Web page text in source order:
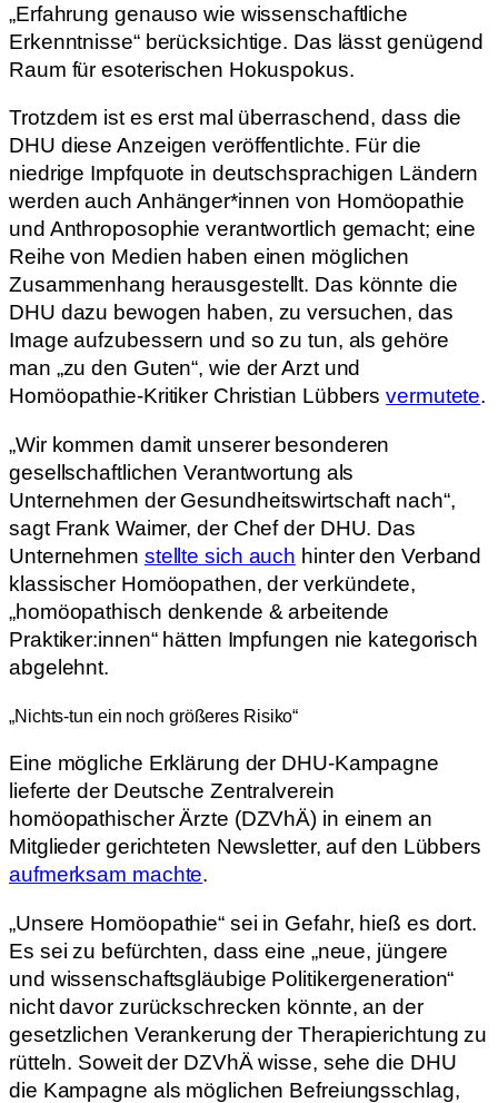
„Erfahrung genauso wie wissenschaftliche
Erkenntnisse“ berücksichtige. Das lässt genügend
Raum für esoterischen Hokuspokus.
Trotzdem ist es erst mal überraschend, dass die
DHU diese Anzeigen veröffentlichte. Für die
niedrige Impfquote in deutschsprachigen Ländern
werden auch Anhänger*innen von Homöopathie
und Anthroposophie verantwortlich gemacht; eine
Reihe von Medien haben einen möglichen
Zusammenhang herausgestellt. Das könnte die
DHU dazu bewogen haben, zu versuchen, das
Image aufzubessern und so zu tun, als gehöre
man „zu den Guten“, wie der Arzt und
Homöopathie-Kritiker Christian Lübbersvermutete.
„Wir kommen damit unserer besonderen
gesellschaftlichen Verantwortung als
Unternehmen der Gesundheitswirtschaft nach“,
sagt Frank Waimer, der Chef der DHU. Das
Unternehmen stellte sich auch hinter den Verband
klassischer Homöopathen, der verkündete,
„homöopathisch denkende & arbeitende
Praktiker:innen“ hätten Impfungen nie kategorisch
abgelehnt.
„Nichts-tun ein noch größeres Risiko“
Eine mögliche Erklärung der DHU-Kampagne
lieferte der Deutsche Zentralverein
homöopathischer Ärzte (DZVhÄ) in einem an
Mitglieder gerichteten Newsletter, auf den Lübbers
aufmerksam machte.
„Unsere Homöopathie“ sei in Gefahr, hieß es dort.
Es sei zu befürchten, dass eine „neue, jüngere
und wissenschaftsgläubige Politikergeneration“
nicht davor zurückschrecken könnte, an der
gesetzlichen Verankerung der Therapierichtung zu
rütteln. Soweit der DZVhÄ wisse, sehe die DHU
die Kampagne als möglichen Befreiungsschlag,